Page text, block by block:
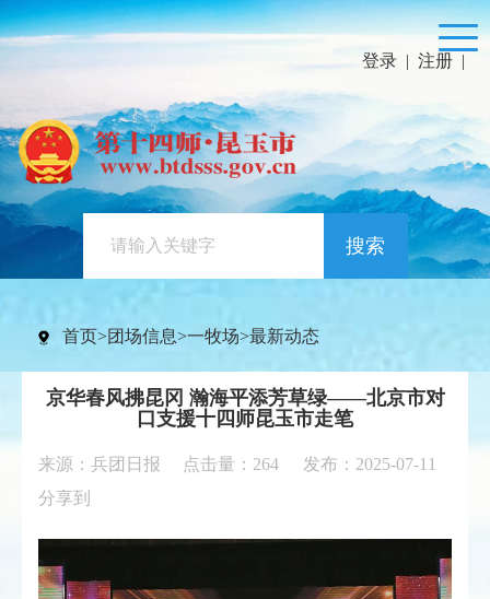
登录 | 注册 |
搜索
首页>团场信息>一牧场>最新动态
京华春风拂昆冈 瀚海平添芳草绿——北京市对
口支援十四师昆玉市走笔
来源：兵团日报 点击量： 264
发布：2025-07-11
分享到